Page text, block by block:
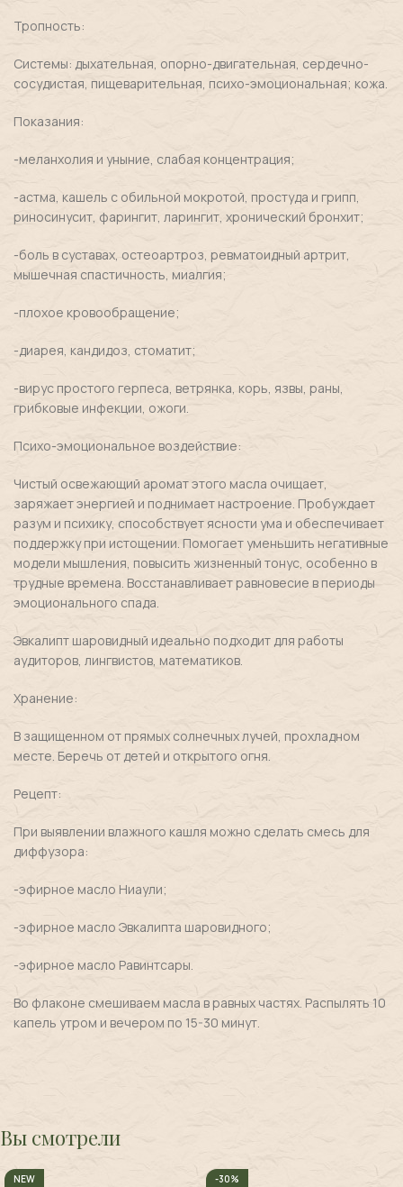
Тропность:
Системы: дыхательная, опорно-двигательная, сердечно-
сосудистая, пищеварительная, психо-эмоциональная; кожа.
Показания:
-меланхолия и уныние, слабая концентрация;
-астма, кашель с обильной мокротой, простуда и грипп,
риносинусит, фарингит, ларингит, хронический бронхит;
-боль в суставах, остеоартроз, ревматоидный артрит,
мышечная спастичность, миалгия;
-плохое кровообращение;
-диарея, кандидоз, стоматит;
-вирус простого герпеса, ветрянка, корь, язвы, раны,
грибковые инфекции, ожоги.
Психо-эмоциональное воздействие:
Чистый освежающий аромат этого масла очищает,
заряжает энергией и поднимает настроение. Пробуждает
разум и психику, способствует ясности ума и обеспечивает
поддержку при истощении. Помогает уменьшить негативные
модели мышления, повысить жизненный тонус, особенно в
трудные времена. Восстанавливает равновесие в периоды
эмоционального спада.
Эвкалипт шаровидный идеально подходит для работы
аудиторов, лингвистов, математиков.
Хранение:
В защищенном от прямых солнечных лучей, прохладном
месте. Беречь от детей и открытого огня.
Рецепт:
При выявлении влажного кашля можно сделать смесь для
диффузора:
-эфирное масло Ниаули;
-эфирное масло Эвкалипта шаровидного;
-эфирное масло Равинтсары.
Во флаконе смешиваем масла в равных частях. Распылять 10
капель утром и вечером по 15-30 минут.
Вы смотрели
NEW
-30%